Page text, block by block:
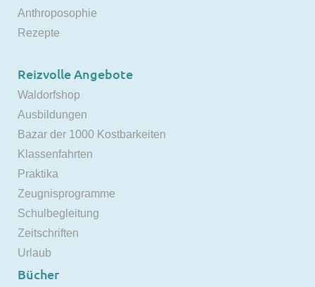
Anthroposophie
Rezepte
Reizvolle Angebote
Waldorfshop
Ausbildungen
Bazar der 1000 Kostbarkeiten
Klassenfahrten
Praktika
Zeugnisprogramme
Schulbegleitung
Zeitschriften
Urlaub
Bücher